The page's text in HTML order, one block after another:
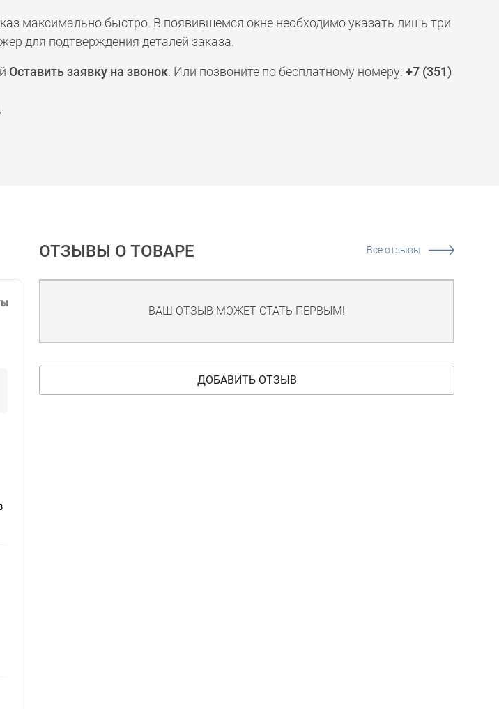
максимально быстро. В появившемся окне необходимо указать лишь три
для подтверждения деталей заказа.
Оставить заявку на звонок. Или позвоните по бесплатному номеру: +7 (351)
ОТЗЫВЫ О ТОВАРЕ Все отзывы
ВАШ ОТЗЫВ МОЖЕТ СТАТЬ ПЕРВЫМ!
ДОБАВИТЬ ОТЗЫВ